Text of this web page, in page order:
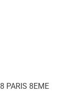
PARIS 8EME